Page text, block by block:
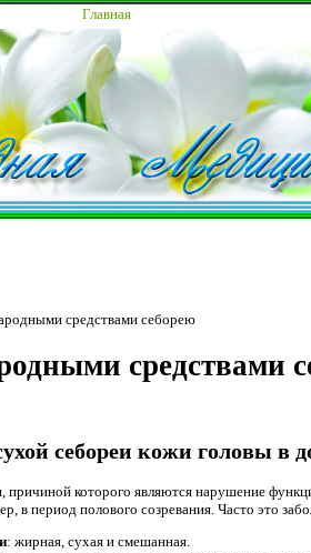
Главная
средствами себорею
средствами
себореи кожи головы в
причиной которого являются нарушение
в период полового созревания. Часто это
: жирная, сухая и смешанная.